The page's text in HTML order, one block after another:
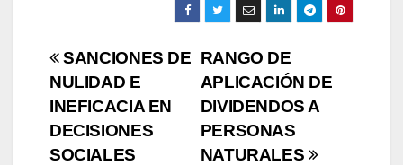
Navegación
de
entradas
RANGO DE
APLICACIÓN DE
DIVIDENDOS A
PERSONAS
NATURALES
SANCIONES DE
NULIDAD E
INEFICACIA EN
DECISIONES
SOCIALES